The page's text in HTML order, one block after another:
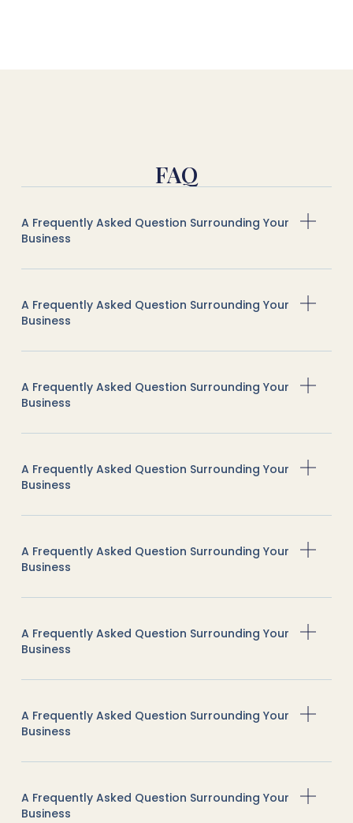
FAQ
A Frequently Asked Question Surrounding Your
Business
A Frequently Asked Question Surrounding Your
Business
A Frequently Asked Question Surrounding Your
Business
A Frequently Asked Question Surrounding Your
Business
A Frequently Asked Question Surrounding Your
Business
A Frequently Asked Question Surrounding Your
Business
A Frequently Asked Question Surrounding Your
Business
A Frequently Asked Question Surrounding Your
Business